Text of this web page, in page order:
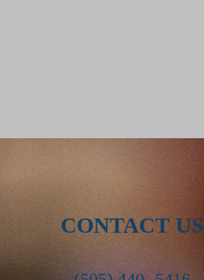
CONTACT US